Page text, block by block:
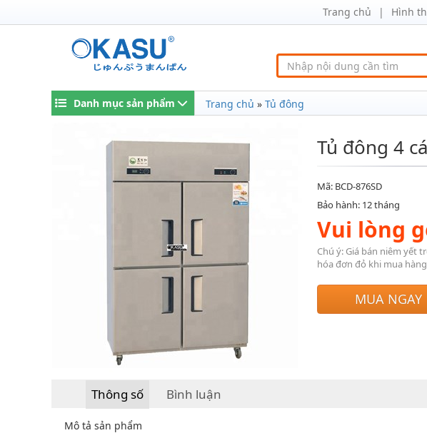
Trang chủ Hình
Danh mục sản phẩm Trang chủ » Tủ đông
Tủ đông 4
Mã: BCD-876SD
Bảo hành: 12 tháng
Vui lòng
Chú ý: Giá bán niêm yết
hóa đơn đỏ khi mua
MUA NGAY
Thông số Bình luận
Mô tả sản phẩm